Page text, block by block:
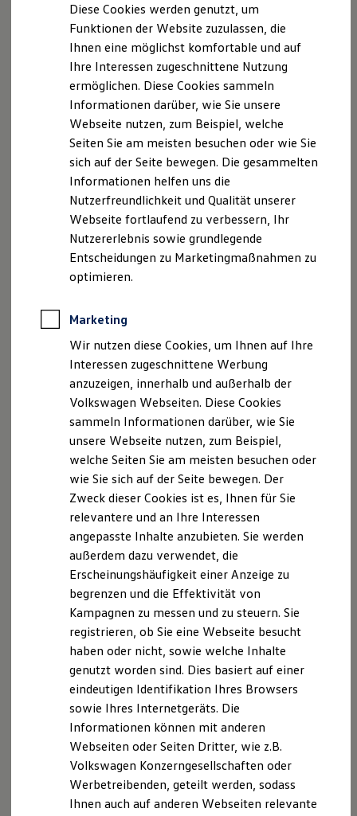
Für Privatkunden
Für Gewerbekunden
Leasing
Für Privatkunden
Für Gewerbekunden
Versicherungen & Garantien
Garantien
Kfz-Versicherung für Nutzfahrzeuge
Restschuldversicherung
Wartungsverträge
Besitzer & Service
Reparatur & Service
Sommer-Special
Reparatur, Pflege & Inspektion
Servicetermin anfragen
Service-Vorteile bei Volkswagen Nutzfahrzeuge
ServicePlus
Economy Service
Räder & Reifen Service
Ersatzfahrzeuge
Software, Konnektivität & Apps
California App
VW Connect für Ihren ID. Buzz
VW Connect für Ihren Transporter/Caravelle
VW Connect für Ihren Amarok
VW Connect für andere Modelle
Connect Pro
Fleet Interface Data
Multistop Pathfinder
Übersicht Software Updates
Hilfreiches für Besitzer
Fahrerassistenz- und Sicherheitssysteme
Kontrollleuchten
Kurzfahrprofile und Ölverdünnung
XTL-Dieselkraftstoff
Ersatzteile und Betriebsflüssigkeiten
Original Zubehör und Lifestyle Produkte
myVolkswagen
myVolkswagen Business
Elektrisch & Autonom
Elektro - & Hybridfahrzeuge
Unser Ansatz
Klimafreundlicher Strom
Reichweite & Ladelösungen
Reichweitensimulator
Ladezeitensimulator
Ladelösungen für Privatkunden
Ladelösungen für Gewerbekunden
Wallbox und Ladekabel
Förderung & Kosten der Elektrofahrzeuge
Fördermöglichkeiten für Privatkunden
Fördermöglichkeiten für Gewerbekunden
Unterstützung beim Laden der
Hochvoltbatterie sowie der 12 Volt
Fahrzeugbatterie
Abschleppen des Fahrzeugs
Bergung des Fahrzeugs
Transportkosten
Ersatzmobilität
Taxi, Car Sharing,
ÖPNV, Ersatz- oder Mietwagen) oder Heim-
/ Weiterreisekosten beispielsweise per
Zug, Flug oder Fähre
Unterkunftskosten
Standgebühren in einem Depot oder bei
einem autorisierten Servicepartner
Weiterfahrt nicht mehr möglich oder
verboten ist
Hilfe nach Diebstahl von Fahrzeugteilen
oder dem gesamten Fahrzeug, sofern eine
Weiterfahrt nicht mehr möglich oder
verboten ist
Bedingungen
1. Bei folgenden Ereignissen wird Hilfe
geleistet
Garantiegeber der Mobilitätsgarantie ist die
VolkswagenAG, Berliner Ring 2, 38440 Wolfsburg.
Die Leistungen werden erbracht, wenn der Fahrer
(m/w/d)des betroffenen Fahrzeugs infolge einer
(auch selbst verschuldeten) Panne, eines Unfalls,
eines (Teile-) Diebstahls oder Vandalismus nicht
weiterfahren kann oder darf.
Alle anderen Ereignisse zusätzlich zu technischen
Pannen wie beispielsweise selbstverschuldete
Pannen, Unfälle, (Teile-) Diebstahl oder Vandalismus
Diese Cookies werden genutzt, um
Funktionen der Website zuzulassen, die
Ihnen eine möglichst komfortable und auf
Ihre Interessen zugeschnittene Nutzung
ermöglichen. Diese Cookies sammeln
Informationen darüber, wie Sie unsere
Webseite nutzen, zum Beispiel, welche
Seiten Sie am meisten besuchen oder wie Sie
sich auf der Seite bewegen. Die gesammelten
Informationen helfen uns die
Nutzerfreundlichkeit und Qualität unserer
Webseite fortlaufend zu verbessern, Ihr
Nutzererlebnis sowie grundlegende
Entscheidungen zu Marketingmaßnahmen zu
optimieren.
Marketing
Wir nutzen diese Cookies, um Ihnen auf Ihre
Interessen zugeschnittene Werbung
anzuzeigen, innerhalb und außerhalb der
Volkswagen Webseiten. Diese Cookies
sammeln Informationen darüber, wie Sie
unsere Webseite nutzen, zum Beispiel,
welche Seiten Sie am meisten besuchen oder
wie Sie sich auf der Seite bewegen. Der
Zweck dieser Cookies ist es, Ihnen für Sie
relevantere und an Ihre Interessen
angepasste Inhalte anzubieten. Sie werden
außerdem dazu verwendet, die
Erscheinungshäufigkeit einer Anzeige zu
begrenzen und die Effektivität von
Kampagnen zu messen und zu steuern. Sie
registrieren, ob Sie eine Webseite besucht
haben oder nicht, sowie welche Inhalte
genutzt worden sind. Dies basiert auf einer
eindeutigen Identifikation Ihres Browsers
sowie Ihres Internetgeräts. Die
Informationen können mit anderen
Webseiten oder Seiten Dritter, wie z.B.
Volkswagen Konzerngesellschaften oder
Werbetreibenden, geteilt werden, sodass
Ihnen auch auf anderen Webseiten relevante